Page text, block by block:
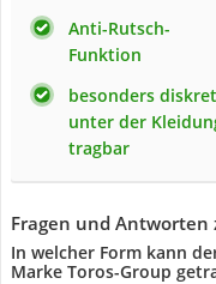
Anti-Rutsch-
Funktion
besonders diskret
unter der
tragbar
Fragen und Antworten
In welcher Form kann
Marke Toros-Group